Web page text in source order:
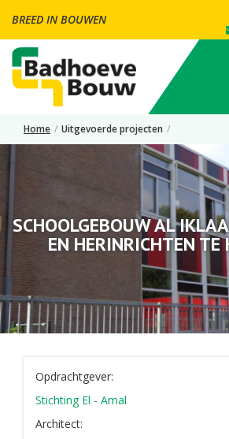
BREED IN BOUWEN
Home / Uitgevoerde projecten /
Schoolgebouw Al Iklaas Renoveren en
SCHOOLGEBOUW AL
EN HERINRICHTEN TE
Opdrachtgever:
Stichting El - Amal
Architect: